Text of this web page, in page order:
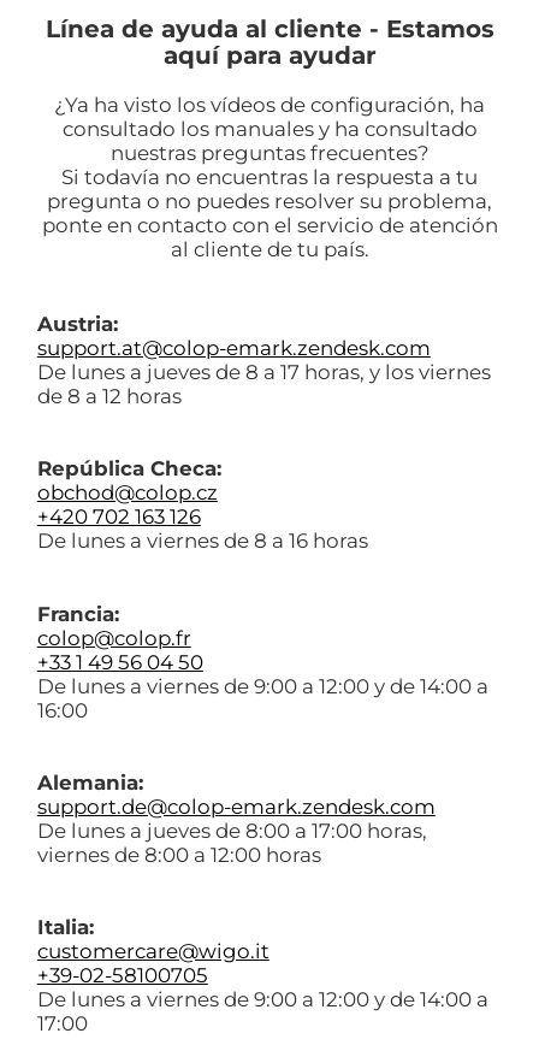
Línea de ayuda al cliente - Estamos
aquí para ayudar
¿Ya ha visto los vídeos de configuración, ha
consultado los manuales y ha consultado
nuestras preguntas frecuentes?
Si todavía no encuentras la respuesta a tu
pregunta o no puedes resolver su problema,
ponte en contacto con el servicio de atención
al cliente de tu país.
Austria:
support.at@colop-emark.zendesk.com
De lunes a jueves de 8 a 17 horas, y los viernes
de 8 a 12 horas
República Checa:
obchod@colop.cz
+420 702 163 126
De lunes a viernes de 8 a 16 horas
Francia:
colop@colop.fr
+33 1 49 56 04 50
De lunes a viernes de 9:00 a 12:00 y de 14:00 a
16:00
Alemania:
support.de@colop-emark.zendesk.com
De lunes a jueves de 8:00 a 17:00 horas,
viernes de 8:00 a 12:00 horas
Italia:
customercare@wigo.it
+39-02-58100705
De lunes a viernes de 9:00 a 12:00 y de 14:00 a
17:00